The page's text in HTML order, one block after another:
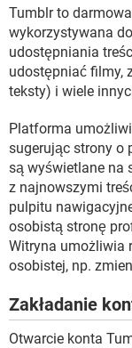
WINDOWS 10
Tumblr to
wykorzystywana
udostępniania
udostępniać filmy,
teksty) i wiele
Platforma
sugerując strony o
są wyświetlane na
z najnowszymi
pulpitu
osobistą stronę
Witryna umożliwia
osobistej, np.
Zakładanie
Otwarcie konta